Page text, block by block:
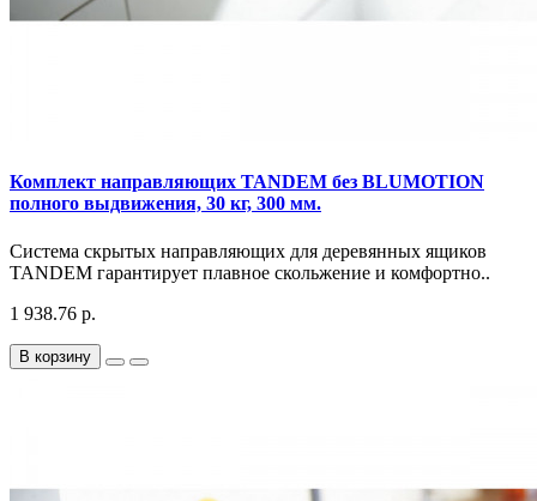
Комплект направляющих TANDEM без BLUMOTION
полного выдвижения, 30 кг, 300 мм.
Система скрытых направляющих для деревянных ящиков
TANDEM гарантирует плавное скольжение и комфортно..
1 938.76 р.
В корзину